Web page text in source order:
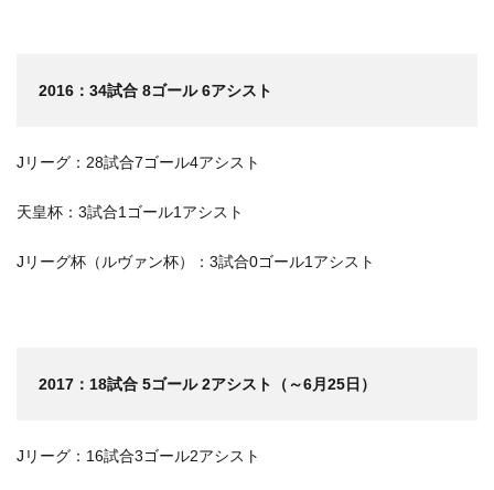
2016：34試合 8ゴール 6アシスト
Jリーグ：28試合7ゴール4アシスト
天皇杯：3試合1ゴール1アシスト
Jリーグ杯（ルヴァン杯）：3試合0ゴール1アシスト
2017：18試合 5ゴール 2アシスト（～6月25日）
Jリーグ：16試合3ゴール2アシスト